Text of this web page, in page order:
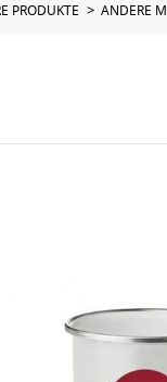
PRODUKTE ANDERE